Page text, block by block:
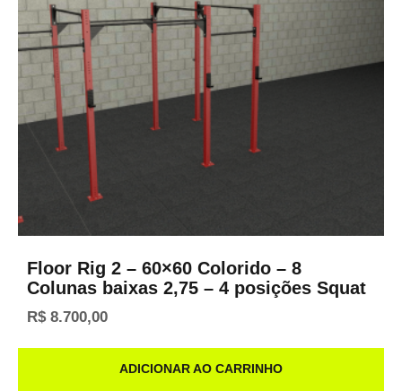
Floor Rig 2 – 60×60 Colorido – 8
Colunas baixas 2,75 – 4 posições Squat
R$8.700,00
ADICIONAR AO CARRINHO